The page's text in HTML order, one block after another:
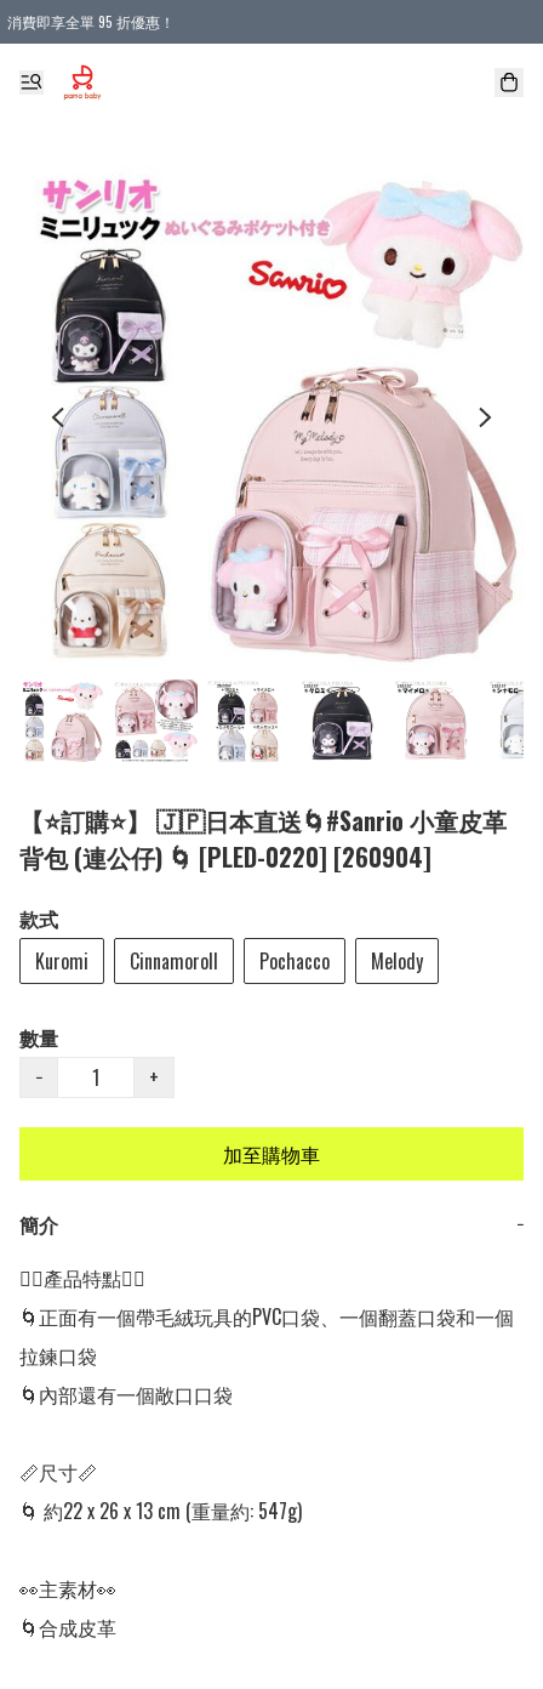
消費即享全單 95 折優惠！
購物滿 HKD 900.00即享免運費優惠！（適用於 本地送貨、本地取貨 )
【⭐訂購⭐】 🇯🇵日本直送🌀#Sanrio 小童皮革
背包 (連公仔) 🌀 [PLED-0220] [260904]
款式
Kuromi
Cinnamoroll Pochacco Melody
數量
−
+
加至購物車
簡介
−
👍🏻產品特點👍🏻
🌀正面有一個帶毛絨玩具的PVC口袋、一個翻蓋口袋和一個
拉鍊口袋
🌀內部還有一個敞口口袋
📏尺寸📏
🌀 約22 x 26 x 13 cm (重量約: 547g)
👀主素材👀
🌀合成皮革